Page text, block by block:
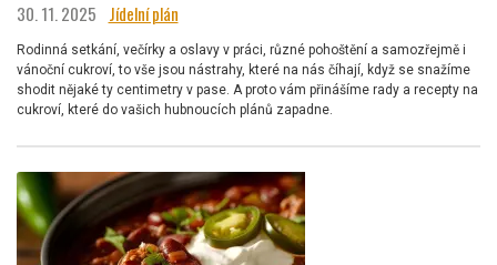
30. 11. 2025 Jídelní plán
Rodinná setkání, večírky a oslavy v práci, různé pohoštění a samozřejmě i
vánoční cukroví, to vše jsou nástrahy, které na nás číhají, když se snažíme
shodit nějaké ty centimetry v pase. A proto vám přinášíme rady a recepty na
cukroví, které do vašich hubnoucích plánů zapadne.